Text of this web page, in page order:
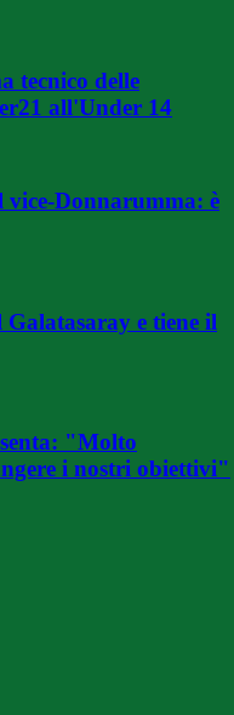
tecnico delle
all'Under 14
Donnarumma: è
e tiene il
"Molto
i nostri obiettivi"